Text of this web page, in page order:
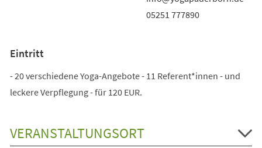
05251 777890
Eintritt
- 20 verschiedene Yoga-Angebote - 11 Referent*innen - und
leckere Verpflegung - für 120 EUR.
VERANSTALTUNGSORT